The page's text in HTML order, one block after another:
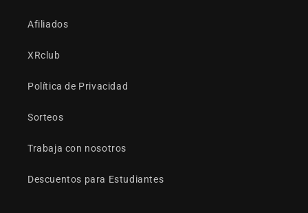
Afiliados
XRclub
Política de Privacidad
Sorteos
Trabaja con nosotros
Descuentos para Estudiantes